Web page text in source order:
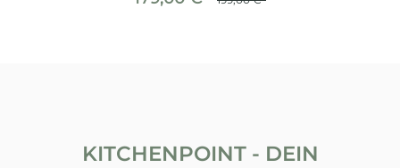
KITCHENPOINT - DEIN